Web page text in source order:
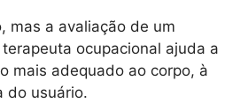
mas a avaliação de um
ocupacional ajuda a
mais adequado ao corpo, à
do usuário.